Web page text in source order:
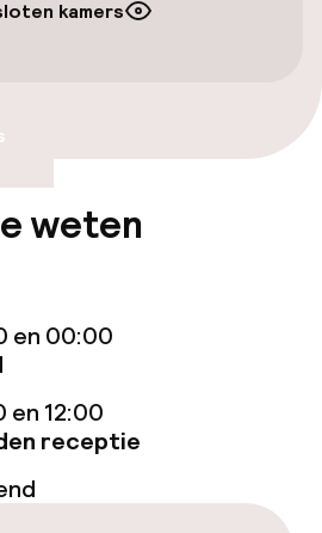
/ gym
kamers
weten
en 00:00
en 12:00
receptie